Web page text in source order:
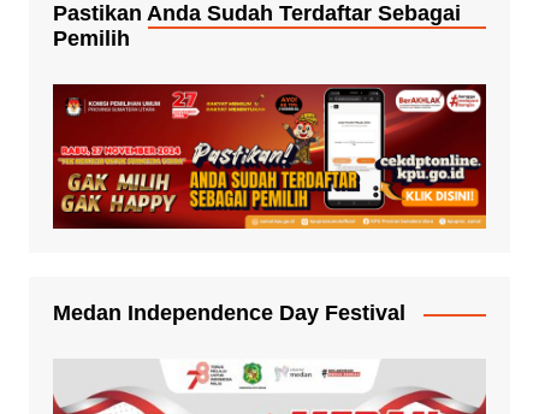
Pastikan Anda Sudah Terdaftar Sebagai
Pemilih
Medan Independence Day Festival